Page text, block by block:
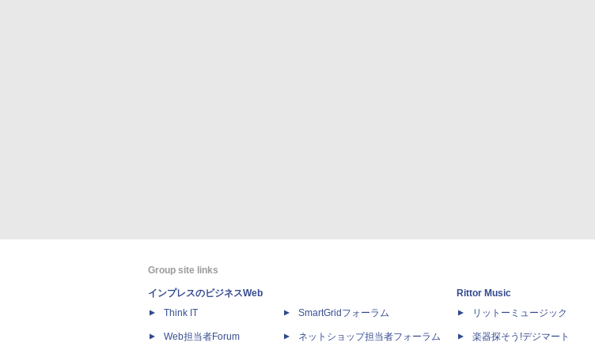
Group site links
インプレスのビジネスWeb
Think IT
Web担当者Forum
SmartGridフォーラム
ネットショップ担当者フォーラム
Rittor Music
リットーミュージック
楽器探そう!デジマート